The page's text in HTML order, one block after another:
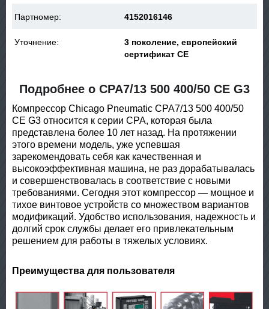
Партномер: 4152016146
Уточнение:
3 поколение, европейский
сертификат CE
Подробнее о CPA7/13 500 400/50 CE G3
Компрессор Chicago Pneumatic CPA7/13 500 400/50
CE G3 относится к серии CPA, которая была
представлена более 10 лет назад. На протяжении
этого времени модель, уже успевшая
зарекомендовать себя как качественная и
высокоэффективная машина, не раз дорабатывалась
и совершенствовалась в соответствие с новыми
требованиями. Сегодня этот компрессор — мощное и
тихое винтовое устройств со множеством вариантов
модификаций. Удобство использования, надежность и
долгий срок службы делает его привлекательным
решением для работы в тяжелых условиях.
Преимущества для пользователя